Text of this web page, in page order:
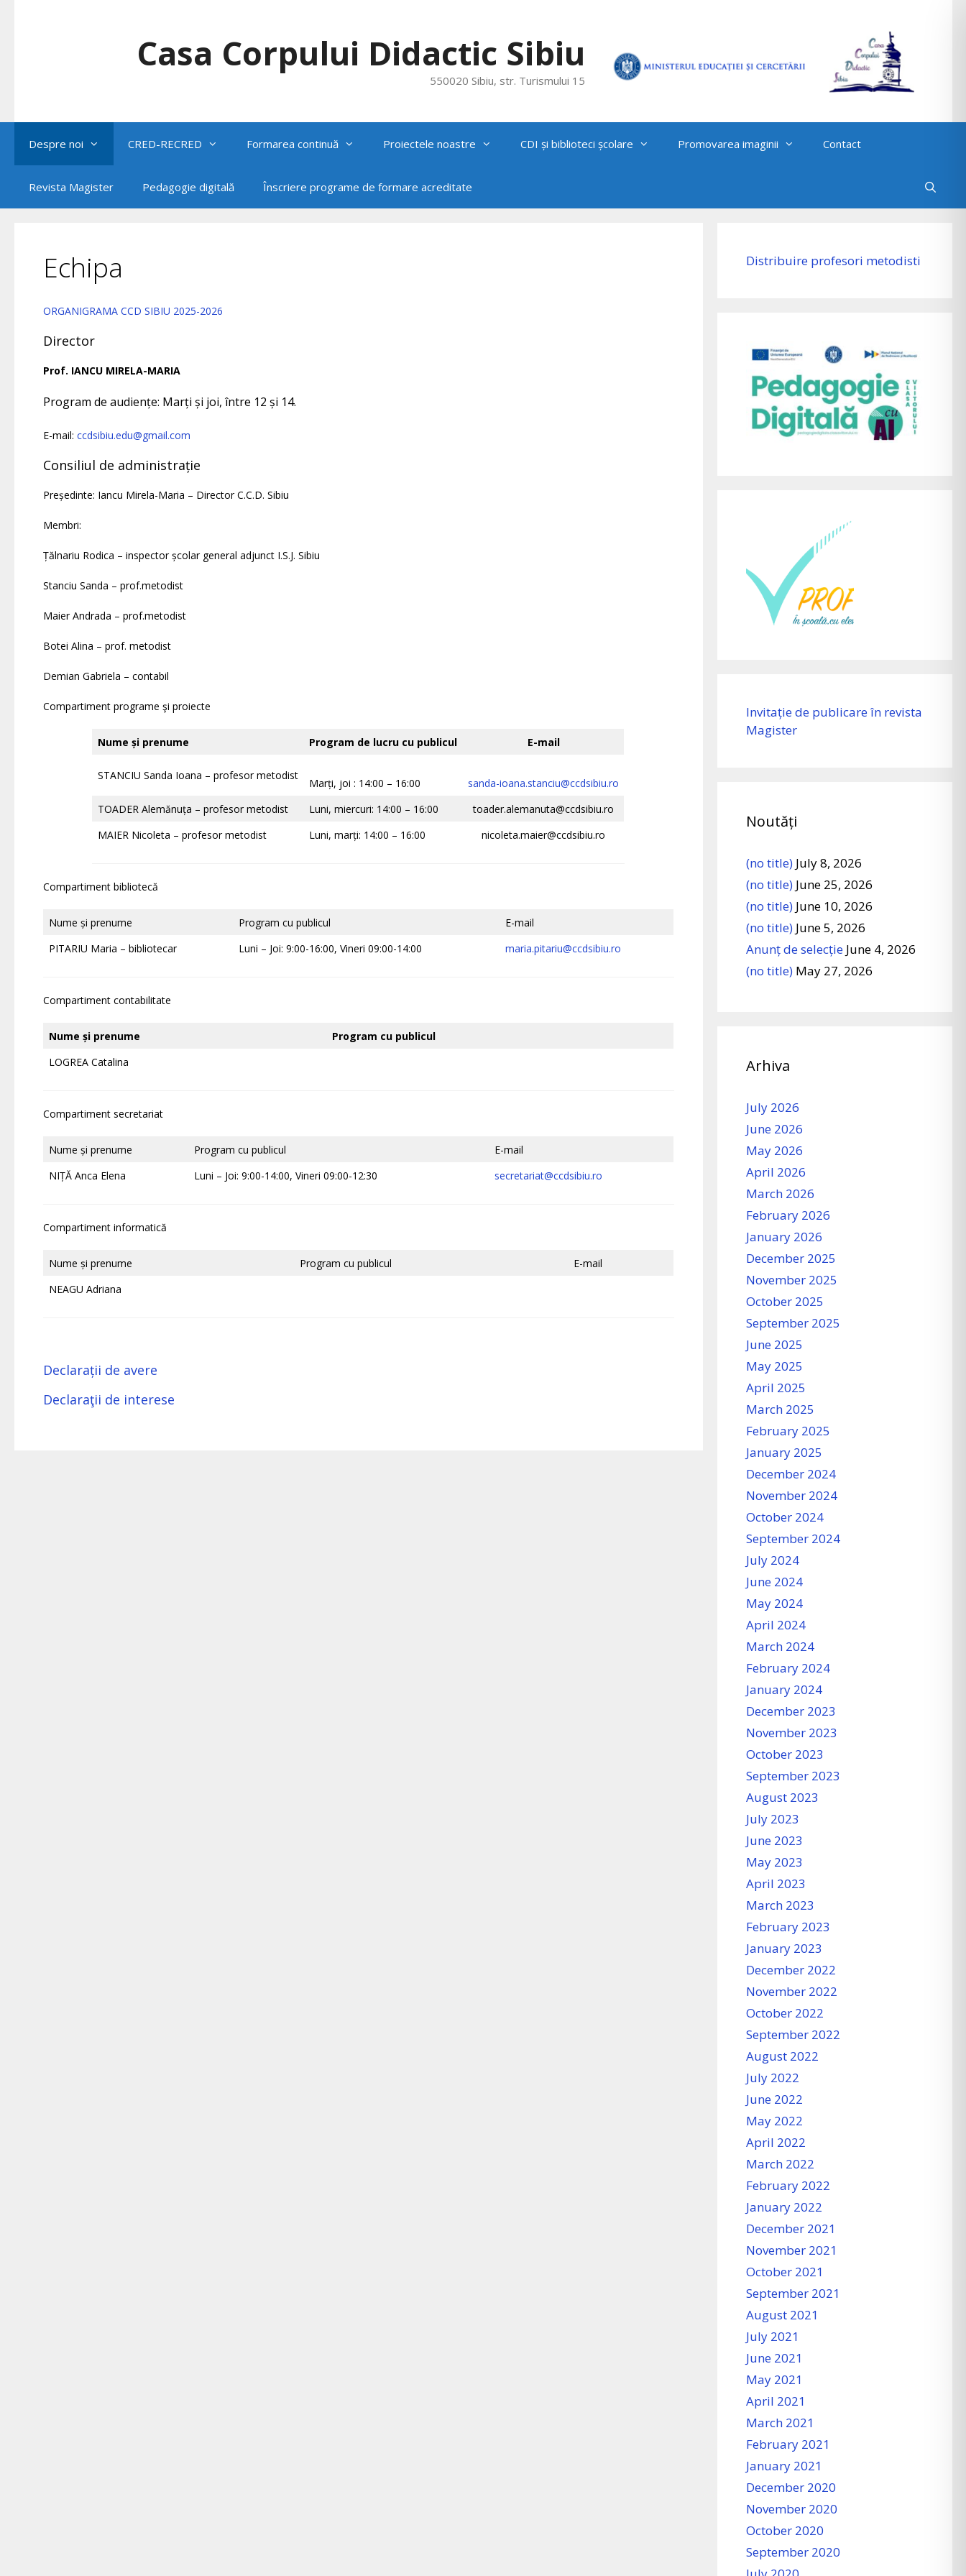
Casa Corpului Didactic Sibiu
550020 Sibiu, str. Turismului 15
Despre noi CRED-RECRED Formarea continuă Proiectele noastre CDI și biblioteci școlare Promovarea imaginii Contact
Revista Magister Pedagogie digitală Înscriere programe de formare acreditate
Echipa
ORGANIGRAMA CCD SIBIU 2025-2026
Director
Prof. IANCU MIRELA-MARIA
Program de audiențe: Marți și joi, între 12 și 14.
E-mail: ccdsibiu.edu@gmail.com
Consiliul de administrație
Președinte: Iancu Mirela-Maria – Director C.C.D. Sibiu
Membri:
Țălnariu Rodica – inspector școlar general adjunct I.S.J. Sibiu
Stanciu Sanda – prof.metodist
Maier Andrada – prof.metodist
Botei Alina – prof. metodist
Demian Gabriela – contabil
Compartiment programe şi proiecte
Nume și prenume Program de lucru cu publicul E-mail
STANCIU Sanda Ioana – profesor metodist
Marți, joi : 14:00 – 16:00
sanda-ioana.stanciu@ccdsibiu.ro
TOADER Alemănuța – profesor metodist
Luni, miercuri: 14:00 – 16:00
toader.alemanuta@ccdsibiu.ro
MAIER Nicoleta – profesor metodist
Luni, marți: 14:00 – 16:00 nicoleta.maier@ccdsibiu.ro
Compartiment bibliotecă
Nume și prenume Program cu publicul
E-mail
PITARIU Maria – bibliotecar
Luni – Joi: 9:00-16:00, Vineri 09:00-14:00 maria.pitariu@ccdsibiu.ro
Compartiment contabilitate
Nume și prenume
Program cu publicul
LOGREA Catalina
Compartiment secretariat
Nume și prenume Program cu publicul
E-mail
NIȚĂ Anca Elena
Luni – Joi: 9:00-14:00, Vineri 09:00-12:30 secretariat@ccdsibiu.ro
Compartiment informatică
Nume și prenume Program cu publicul
E-mail
NEAGU Adriana
Declarații de avere
Declaraţii de interese
Distribuire profesori metodisti
Invitație de publicare în revista
Magister
Noutăți
(no title) July 8, 2026
(no title) June 25, 2026
(no title) June 10, 2026
(no title) June 5, 2026
Anunț de selecție June 4, 2026
(no title) May 27, 2026
Arhiva
July 2026
June 2026
May 2026
April 2026
March 2026
February 2026
January 2026
December 2025
November 2025
October 2025
September 2025
June 2025
May 2025
April 2025
March 2025
February 2025
January 2025
December 2024
November 2024
October 2024
September 2024
July 2024
June 2024
May 2024
April 2024
March 2024
February 2024
January 2024
December 2023
November 2023
October 2023
September 2023
August 2023
July 2023
June 2023
May 2023
April 2023
March 2023
February 2023
January 2023
December 2022
November 2022
October 2022
September 2022
August 2022
July 2022
June 2022
May 2022
April 2022
March 2022
February 2022
January 2022
December 2021
November 2021
October 2021
September 2021
August 2021
July 2021
June 2021
May 2021
April 2021
March 2021
February 2021
January 2021
December 2020
November 2020
October 2020
September 2020